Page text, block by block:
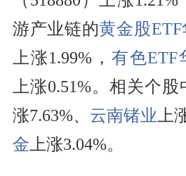
游产业链的黄金股ETF
上涨1.99%， 有色ETF
上涨0.51%。相关个股
涨7.63%、 云南锗业上
金上涨3.04%。